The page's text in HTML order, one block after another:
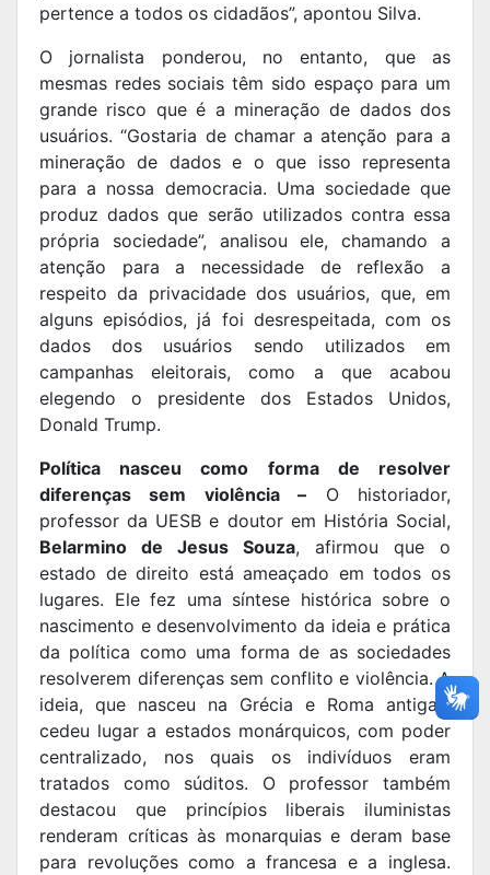
pertence a todos os cidadãos”, apontou Silva.
O jornalista ponderou, no entanto, que as
mesmas redes sociais têm sido espaço para um
grande risco que é a mineração de dados dos
usuários. “Gostaria de chamar a atenção para a
mineração de dados e o que isso representa
para a nossa democracia. Uma sociedade que
produz dados que serão utilizados contra essa
própria sociedade”, analisou ele, chamando a
atenção para a necessidade de reflexão a
respeito da privacidade dos usuários, que, em
alguns episódios, já foi desrespeitada, com os
dados dos usuários sendo utilizados em
campanhas eleitorais, como a que acabou
elegendo o presidente dos Estados Unidos,
Donald Trump.
Política nasceu como forma de resolver
diferenças sem violência – O historiador,
professor da UESB e doutor em História Social,
Belarmino de Jesus Souza, afirmou que o
estado de direito está ameaçado em todos os
lugares. Ele fez uma síntese histórica sobre o
nascimento e desenvolvimento da ideia e prática
da política como uma forma de as sociedades
resolverem diferenças sem conflito e violência. A
ideia, que nasceu na Grécia e Roma antigas,
cedeu lugar a estados monárquicos, com poder
centralizado, nos quais os indivíduos eram
tratados como súditos. O professor também
destacou que princípios liberais iluministas
renderam críticas às monarquias e deram base
para revoluções como a francesa e a inglesa.